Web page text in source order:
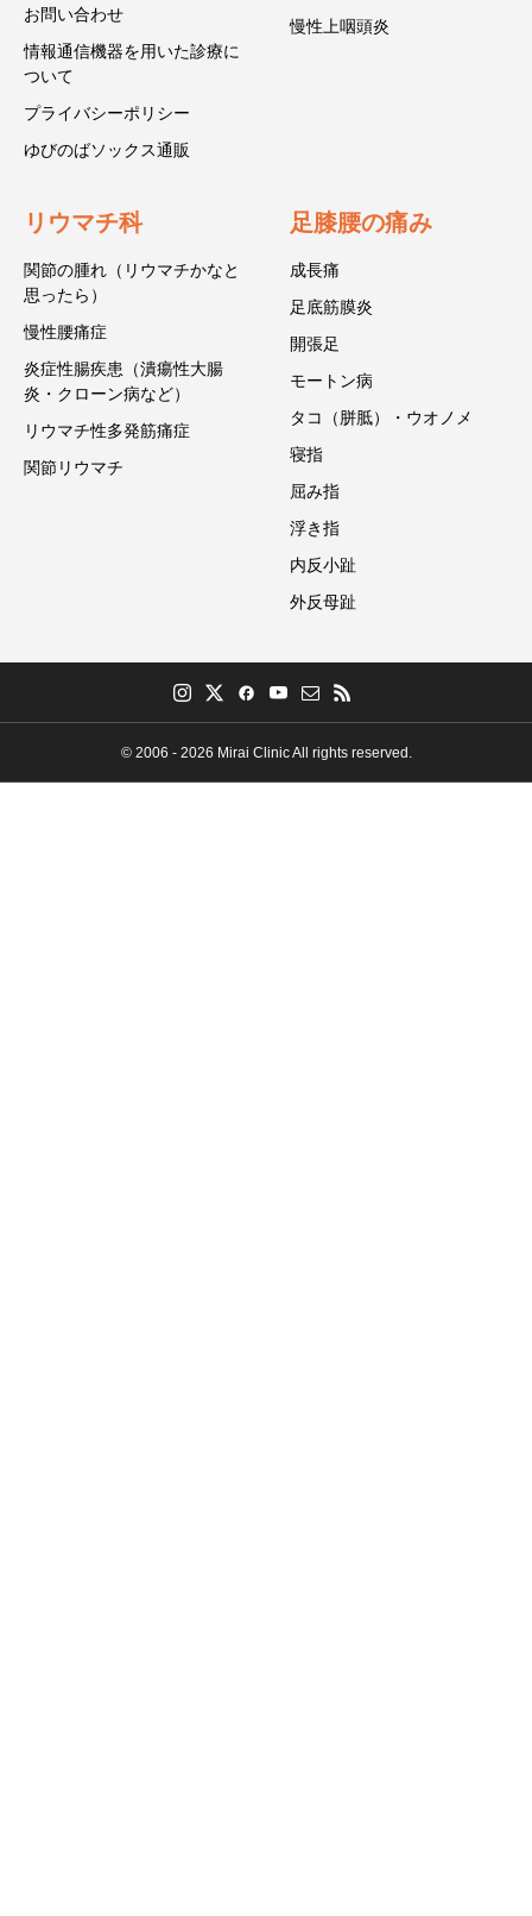
お問い合わせ
情報通信機器を用いた診療に
ついて
プライバシーポリシー
ゆびのばソックス通販
慢性上咽頭炎
リウマチ科
関節の腫れ（リウマチかなと
思ったら）
慢性腰痛症
炎症性腸疾患（潰瘍性大腸
炎・クローン病など）
リウマチ性多発筋痛症
関節リウマチ
足膝腰の痛み
成長痛
足底筋膜炎
開張足
モートン病
タコ（胼胝）・ウオノメ
寝指
屈み指
浮き指
内反小趾
外反母趾
© 2006 - 2026 Mirai Clinic All rights reserved.